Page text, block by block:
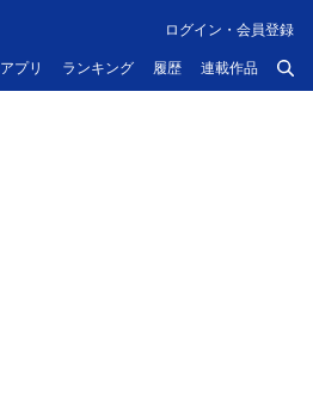
アプリ ランキング 履歴 連載作品
ログイン・会員登録